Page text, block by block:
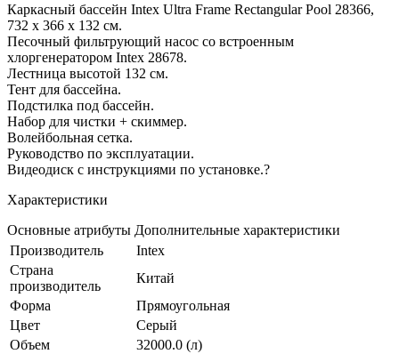
Каркасный бассейн Intex Ultra Frame Rectangular Pool 28366,
732 x 366 x 132 см.
Песочный фильтрующий насос со встроенным
хлоргенератором Intex 28678.
Лестница высотой 132 см.
Тент для бассейна.
Подстилка под бассейн.
Набор для чистки + скиммер.
Волейбольная сетка.
Руководство по эксплуатации.
Видеодиск с инструкциями по установке.?
Характеристики
Основные атрибуты Дополнительные характеристики
Производитель
Intex
Страна
производитель
Китай
Форма
Прямоугольная
Цвет
Серый
Объем
32000.0 (л)